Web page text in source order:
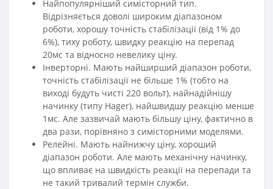
Найпопулярніший симісторний тип.
Відрізняється доволі широким діапазоном
роботи, хорошу точність стабілізації (від 1% до
6%), тиху роботу, швидку реакцію на перепад
20мс та відносно невелику ціну.
Інверторні. Мають найширший діапазон роботи,
точність стабілізації не більше 1% (тобто на
виході будуть чисті 220 вольт), найнадійнішу
начинку (типу Hager), найшвидшу реакцію менше
1мс. Але зазвичай мають більшу ціну, фактично в
два рази, порівняно з симісторними моделями.
Релейні. Мають найнижчу ціну, хороший
діапазон роботи. Але мають механічну начинку,
що впливає на швидкість реакції на перепади та
не такий тривалий термін служби.